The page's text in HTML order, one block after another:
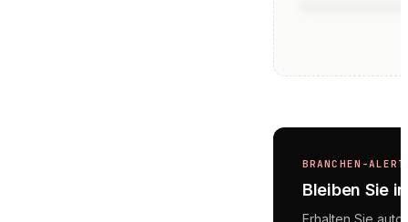
BRANCHEN-ALERT
Bleiben Sie
Erhalten Sie